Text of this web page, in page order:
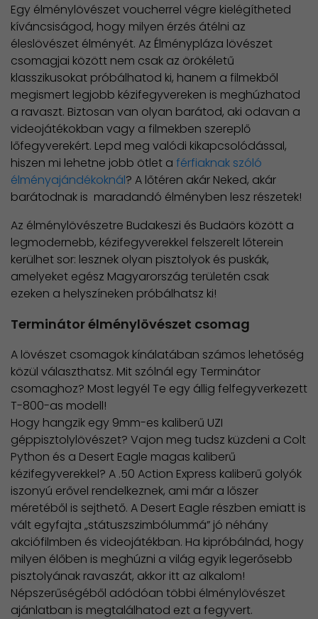
Egy élménylövészet voucherrel végre kielégítheted
kíváncsiságod, hogy milyen érzés átélni az
éleslövészet élményét. Az Élménypláza lövészet
csomagjai között nem csak az örökéletű
klasszikusokat próbálhatod ki, hanem a filmekből
megismert legjobb kézifegyvereken is meghúzhatod
a ravaszt. Biztosan van olyan barátod, aki odavan a
videojátékokban vagy a filmekben szereplő
lőfegyverekért. Lepd meg valódi kikapcsolódással,
hiszen mi lehetne jobb ötlet a férfiaknak szóló
élményajándékoknál? A lőtéren akár Neked, akár
barátodnak is maradandó élményben lesz részetek!
Az élménylövészetre Budakeszi és Budaörs között a
legmodernebb, kézifegyverekkel felszerelt lőterein
kerülhet sor: lesznek olyan pisztolyok és puskák,
amelyeket egész Magyarország területén csak
ezeken a helyszíneken próbálhatsz ki!
Terminátor élménylövészet csomag
A lövészet csomagok kínálatában számos lehetőség
közül választhatsz. Mit szólnál egy Terminátor
csomaghoz? Most legyél Te egy állig felfegyverkezett
T-800-as modell!
Hogy hangzik egy 9mm-es kaliberű UZI
géppisztolylövészet? Vajon meg tudsz küzdeni a Colt
Python és a Desert Eagle magas kaliberű
kézifegyverekkel? A .50 Action Express kaliberű golyók
iszonyú erővel rendelkeznek, ami már a lőszer
méretéből is sejthető. A Desert Eagle részben emiatt is
vált egyfajta „státuszszimbólummá” jó néhány
akciófilmben és videojátékban. Ha kipróbálnád, hogy
milyen élőben is meghúzni a világ egyik legerősebb
pisztolyának ravaszát, akkor itt az alkalom!
Népszerűségéből adódóan többi élménylövészet
ajánlatban is megtalálhatod ezt a fegyvert.